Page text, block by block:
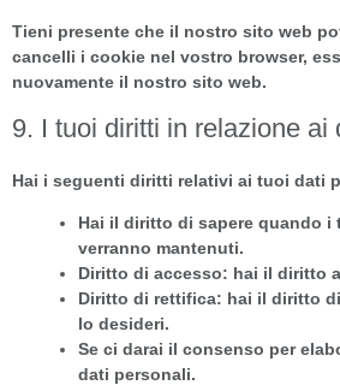
Tieni presente che il nostro sito web
cancelli i cookie nel vostro browser,
nuovamente il nostro sito web.
9. I tuoi diritti in relazione ai
Hai i seguenti diritti relativi ai tuoi dati
Hai il diritto di sapere quando
verranno mantenuti.
Diritto di accesso: hai il diritto
Diritto di rettifica: hai il diritto
lo desideri.
Se ci darai il consenso per
dati personali.